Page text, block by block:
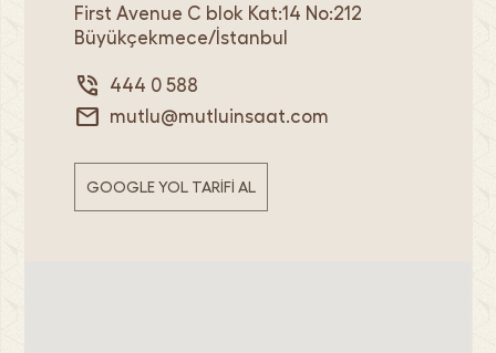
First Avenue C blok Kat:14 No:212
Büyükçekmece/İstanbul
phone_in_talk 444 0 588
mail mutlu@mutluinsaat.com
GOOGLE YOL TARİFİ AL